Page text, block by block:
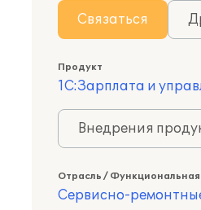
Связаться
Продукт
1С:Зарплата и
Внедрения
Отрасль / Функциональная
Сервисно-